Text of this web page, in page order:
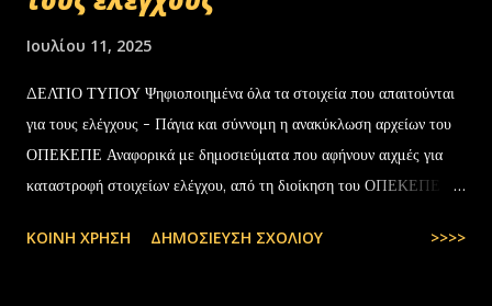
Ιουλίου 11, 2025
ΔΕΛΤΙΟ ΤΥΠΟΥ Ψηφιοποιημένα όλα τα στοιχεία που απαιτούνται
για τους ελέγχους - Πάγια και σύννομη η ανακύκλωση αρχείων του
ΟΠΕΚΕΠΕ Αναφορικά με δημοσιεύματα που αφήνουν αιχμές για
καταστροφή στοιχείων ελέγχου, από τη διοίκηση του ΟΠΕΚΕΠΕ
εστάλη προς ανακύκλωση στις 10-07-2025 στην Θεσσαλονίκη,
ΚΟΙΝΉ ΧΡΉΣΗ ΔΗΜΟΣΊΕΥΣΗ ΣΧΟΛΊΟΥ >>>>